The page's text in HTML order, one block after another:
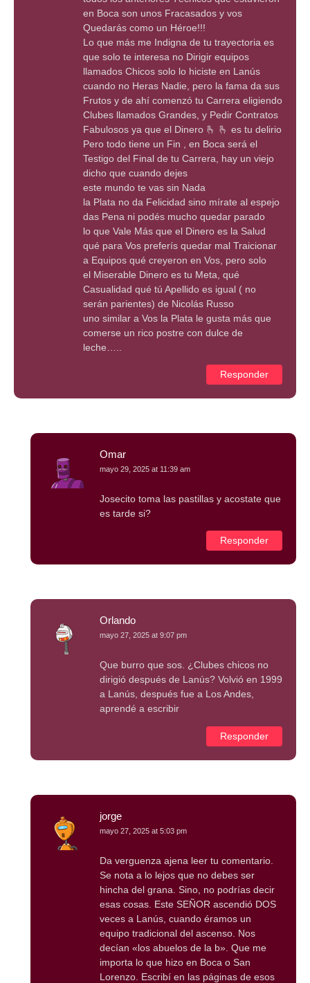
en Boca son unos Fracasados y vos
Quedarás como un Héroe!!!
Lo que más me Indigna de tu trayectoria es
que solo te interesa no Dirigir equipos
llamados Chicos solo lo hiciste en Lanús
cuando no Heras Nadie, pero la fama da sus
Frutos y de ahí comenzó tu Carrera eligiendo
Clubes llamados Grandes, y Pedir Contratos
Fabulosos ya que el Dinero 🫰 🫰 es tu delirio
Pero todo tiene un Fin , en Boca será el
Testigo del Final de tu Carrera, hay un viejo
dicho que cuando dejes
este mundo te vas sin Nada
la Plata no da Felicidad sino mírate al espejo
das Pena ni podés mucho quedar parado
lo que Vale Más que el Dinero es la Salud
qué para Vos preferís quedar mal Traicionar
a Equipos qué creyeron en Vos, pero solo
el Miserable Dinero es tu Meta, qué
Casualidad qué tú Apellido es igual ( no
serán parientes) de Nicolás Russo
uno similar a Vos la Plata le gusta más que
comerse un rico postre con dulce de
leche…..
Responder
Omar
mayo 29, 2025 at 11:39 am
Josecito toma las pastillas y acostate que
es tarde si?
Responder
Orlando
mayo 27, 2025 at 9:07 pm
Que burro que sos. ¿Clubes chicos no
dirigió después de Lanús? Volvió en 1999
a Lanús, después fue a Los Andes,
aprendé a escribir
Responder
jorge
mayo 27, 2025 at 5:03 pm
Da verguenza ajena leer tu comentario.
Se nota a lo lejos que no debes ser
hincha del grana. Sino, no podrías decir
esas cosas. Este SEÑOR ascendió DOS
veces a Lanús, cuando éramos un
equipo tradicional del ascenso. Nos
decían «los abuelos de la b». Que me
importa lo que hizo en Boca o San
Lorenzo. Escribí en las páginas de esos